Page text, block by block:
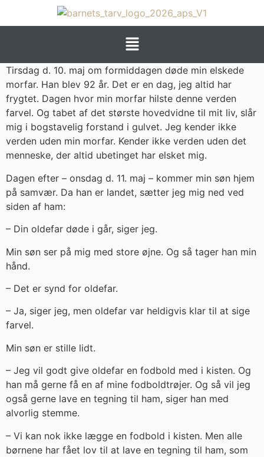
Tirsdag d. 10. maj om formiddagen døde min elskede
morfar. Han blev 92 år. Det er en dag, jeg altid har
frygtet. Dagen hvor min morfar hilste denne verden
farvel. Og tabet af det største hovedvidne til mit liv, slår
mig i bogstavelig forstand i gulvet. Jeg kender ikke
verden uden min morfar. Kender ikke verden uden det
menneske, der altid ubetinget har elsket mig.
Dagen efter – onsdag d. 11. maj – kommer min søn hjem
på samvær. Da han er landet, sætter jeg mig ned ved
siden af ham:
– Din oldefar døde i går, siger jeg.
Min søn ser på mig med store øjne. Og så tager han min
hånd.
– Det er synd for oldefar.
– Ja, siger jeg, men oldefar var heldigvis klar til at sige
farvel.
Min søn er stille lidt.
– Jeg vil godt give oldefar en fodbold med i kisten. Og
han må gerne få en af mine fodboldtrøjer. Og så vil jeg
også gerne lave en tegning til ham, siger han med
alvorlig stemme.
– Vi kan nok ikke lægge en fodbold i kisten. Men alle
børnene har fået lov til at lave en tegning til ham, som